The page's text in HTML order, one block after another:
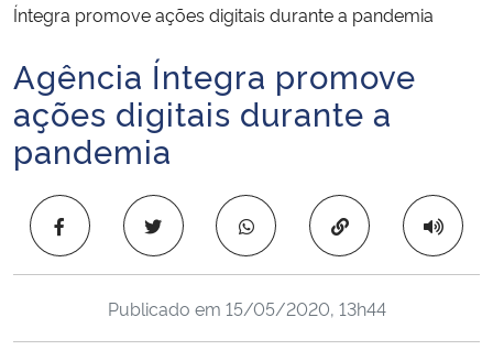
Ministério da Infraestrutura
Ministério da Agricultura, Pecuária e Abastecimento
Ministério da Educação
Íntegra promove ações digitais durante a pandemia
Início do conteúdo
Agência Íntegra promove
ações digitais durante a
pandemia
Copiar para área
Publicado em 15/05/2020, 13h44